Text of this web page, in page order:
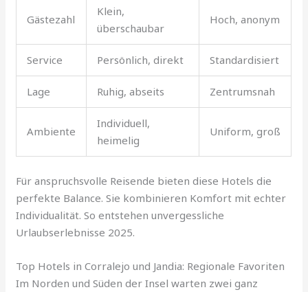
Gästezahl
Klein,
überschaubar
Hoch, anonym
Service Persönlich, direkt Standardisiert
Lage Ruhig, abseits Zentrumsnah
Ambiente
Individuell,
heimelig
Uniform, groß
Für anspruchsvolle Reisende bieten diese Hotels die
perfekte Balance. Sie kombinieren Komfort mit echter
Individualität. So entstehen unvergessliche
Urlaubserlebnisse 2025.
Top Hotels in Corralejo und Jandia: Regionale Favoriten
Im Norden und Süden der Insel warten zwei ganz